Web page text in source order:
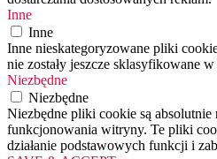
Inne
Inne
Inne nieskategoryzowane pliki
nie zostały jeszcze sklasyfikowane
Niezbędne
Niezbędne
Niezbędne pliki cookie są absolutnie
funkcjonowania witryny. Te pliki
działanie podstawowych funkcji i